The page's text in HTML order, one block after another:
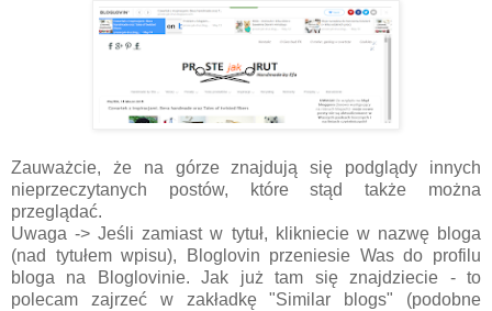
Zauważcie, że na górze znajdują się podglądy innych
nieprzeczytanych postów, które stąd także można
przeglądać.
Uwaga -> Jeśli zamiast w tytuł, klikniecie w nazwę bloga
(nad tytułem wpisu), Bloglovin przeniesie Was do profilu
bloga na Bloglovinie. Jak już tam się znajdziecie - to
polecam zajrzeć w zakładkę "Similar blogs" (podobne